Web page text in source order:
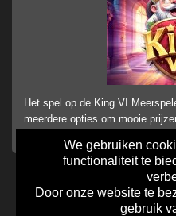
We gebruiken
functionaliteit te
Door onze website te
gebruik
Het spel op de King VI
meerdere opties om mooie
Home